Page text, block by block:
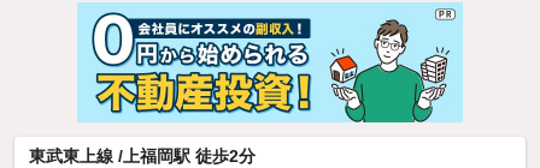
東武東上線 /上福岡駅 徒歩2分